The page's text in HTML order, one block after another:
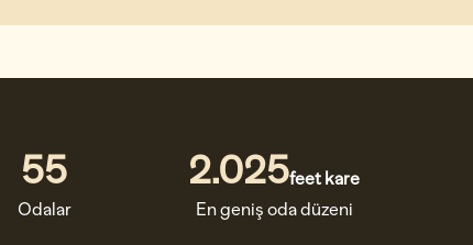
55
Odalar
2.025feet kare
Feet Kare
En geniş oda düzeni